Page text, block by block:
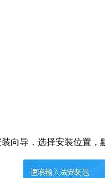
向导，选择安装位置，